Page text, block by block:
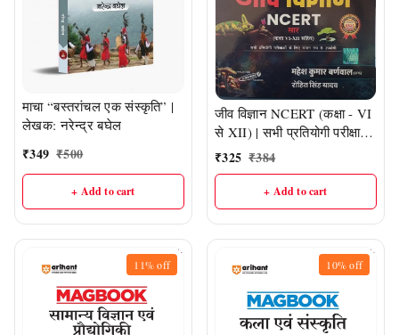
माचा “बस्तरांचल एक संस्कृति” |
लेखक: नरेन्द्र बघेल
₹349 ₹500
+ Add to cart
जीव विज्ञान NCERT (कक्षा - VI
से XII) | सभी प्रतियोगी परीक्षाओं
के लिए महत्वपूर्ण एवं उपयोगी |
महेश कुमार बर्णवाल
₹325 ₹384
+ Add to cart
11%off 10%off